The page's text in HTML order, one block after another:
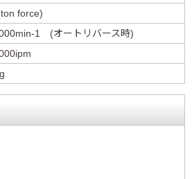
force)
1 (オートリバース時)